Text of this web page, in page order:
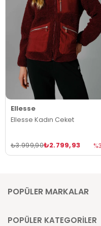
Ellesse
Ellesse Kadın Ceket
₺2.799,93
₺3.999,90
POPÜLER MARKALAR
POPÜLER KATEGORİLER